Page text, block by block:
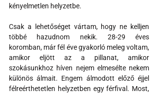
kényelmetlen helyzetbe.
Csak a lehetőséget vártam, hogy ne kelljen
többé hazudnom nekik. 28-29 éves
koromban, már fél éve gyakorló meleg voltam,
amikor eljött az a pillanat, amikor
szokásunkhoz híven nejem elmesélte nekem
különös álmait. Engem álmodott előző éjjel
félreérthetetlen helyzetben egy férfival. Most,